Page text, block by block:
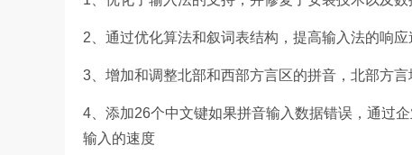
2、通过优化算法和叙词表结构，提高输入法的响
3、增加和调整北部和西部方言区的拼音，北部方
4、添加26个中文键如果拼音输入数据错误，通过
输入的速度